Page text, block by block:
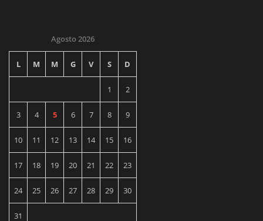
Agosto 2026
L M M G V S D
1 2
3 4 5 6 7 8 9
10 11 12 13 14 15 16
17 18 19 20 21 22 23
24 25 26 27 28 29 30
31